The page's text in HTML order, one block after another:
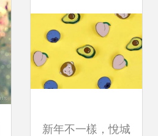
新年不一樣，悅城